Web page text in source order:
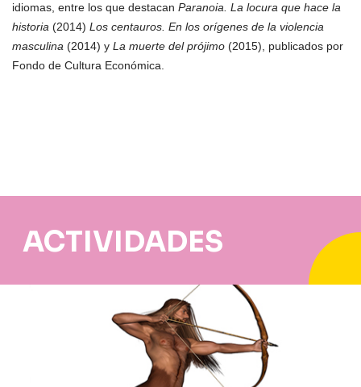
idiomas, entre los que destacan Paranoia. La locura que hace la
historia (2014) Los centauros. En los orígenes de la violencia
masculina (2014) y La muerte del prójimo (2015), publicados por
Fondo de Cultura Económica.
ACTIVIDADES